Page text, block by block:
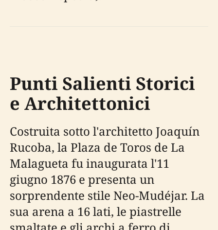
Punti Salienti Storici
e Architettonici
Costruita sotto l'architetto Joaquín
Rucoba, la Plaza de Toros de La
Malagueta fu inaugurata l'11
giugno 1876 e presenta un
sorprendente stile Neo-Mudéjar. La
sua arena a 16 lati, le piastrelle